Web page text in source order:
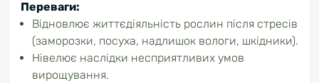
Переваги:
Відновлює життєдіяльність рослин після стресів
(заморозки, посуха, надлишок вологи, шкідники).
Нівелює наслідки несприятливих умов
вирощування.